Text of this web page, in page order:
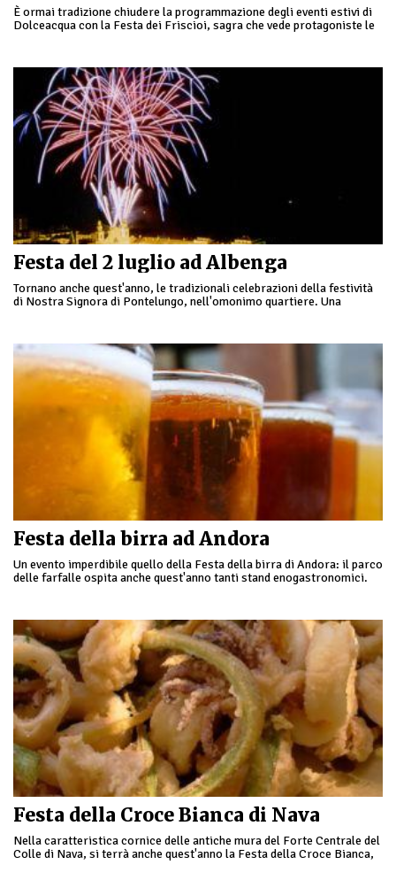
È ormai tradizione chiudere la programmazione degli eventi estivi di
Dolceacqua con la Festa dei Friscioi, sagra che vede protagoniste le
Festa del 2 luglio ad Albenga
Tornano anche quest'anno, le tradizionali celebrazioni della festività
di Nostra Signora di Pontelungo, nell'omonimo quartiere. Una
Festa della birra ad Andora
Un evento imperdibile quello della Festa della birra di Andora: il parco
delle farfalle ospita anche quest'anno tanti stand enogastronomici.
Festa della Croce Bianca di Nava
Nella caratteristica cornice delle antiche mura del Forte Centrale del
Colle di Nava, si terrà anche quest'anno la Festa della Croce Bianca,